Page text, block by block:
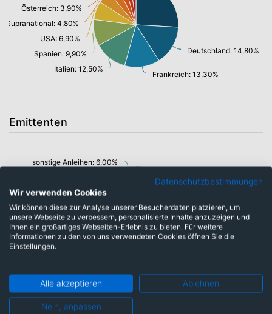
Deutschland: 14,80%
Frankreich: 13,30%
Italien: 12,50%
Spanien: 9,90%
USA: 6,90%
Supranational: 4,80%
Österreich: 3,90%
Emittenten
Unternehmensanleihen: 22,70%
sonstige Anleihen: 6,00%
Ratings
Datenschutzbestimmungen
Wir verwenden Cookies
Wir können diese zur Analyse unserer Besucherdaten platzieren, um
unsere Webseite zu verbessern, personalisierte Inhalte anzuzeigen und
Ihnen ein großartiges Webseiten-Erlebnis zu bieten. Für weitere
Informationen zu den von uns verwendeten Cookies öffnen Sie die
Einstellungen.
Alle akzeptieren Ablehnen
Nein, anpassen